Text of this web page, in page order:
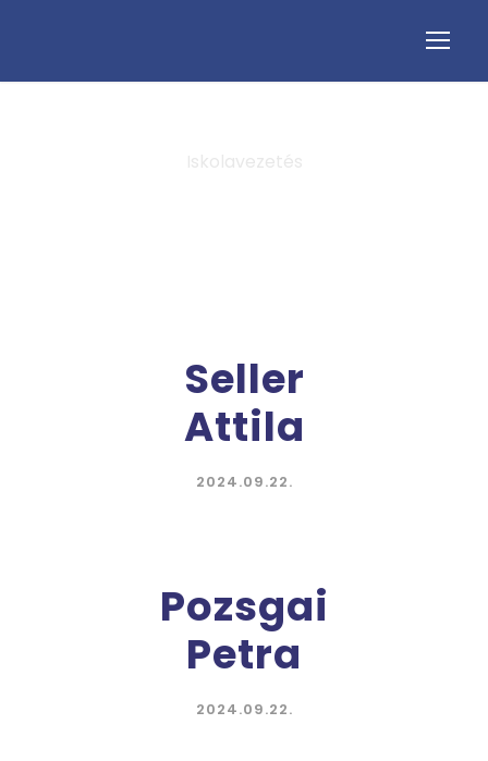
Seller
Attila
2024.09.22.
Pozsgai
Petra
2024.09.22.